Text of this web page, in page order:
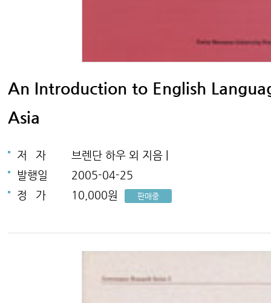
An Introduction to English
Asia
저 자
브렌단 하우 외 지음 |
발행일
2005-04-25
정
가 10,000원 판매중